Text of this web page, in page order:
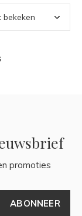
promoties
ABONNEER